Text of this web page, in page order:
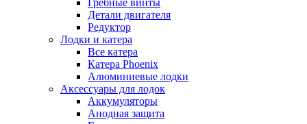
Гребные винты
Детали двигателя
Редуктор
Лодки и катера
Все катера
Катера Phoenix
Алюминиевые лодки
Аксессуары для лодок
Аккумуляторы
Анодная защита